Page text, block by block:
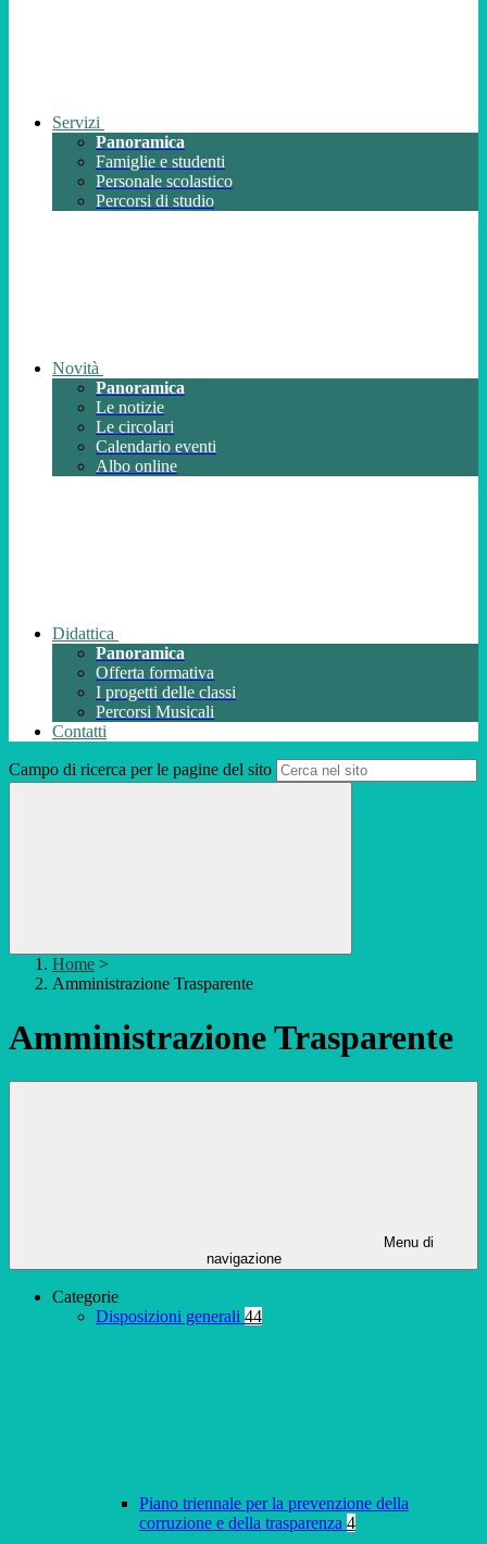
Servizi
Panoramica
Famiglie e studenti
Personale scolastico
Percorsi di studio
Novità
Panoramica
Le notizie
Le circolari
Calendario eventi
Albo online
Didattica
Panoramica
Offerta formativa
I progetti delle classi
Percorsi Musicali
Contatti
Campo di ricerca per le pagine del sito
Home >
Amministrazione Trasparente
Amministrazione Trasparente
Menu di
navigazione
Categorie
Disposizioni generali 44
Piano triennale per la prevenzione della
corruzione e della trasparenza 4